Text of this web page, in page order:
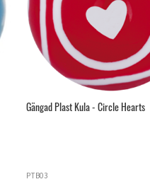
Gängad Plast Kula - Circle Hearts
PTB03